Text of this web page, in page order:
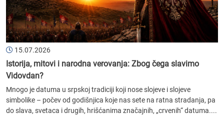
15.07.2026
Istorija, mitovi i narodna verovanja: Zbog čega slavimo
Vidovdan?
Mnogo je datuma u srpskoj tradiciji koji nose slojeve i slojeve
simbolike – počev od godišnjica koje nas sete na ratna stradanja, pa
do slava, svetaca i drugih, hrišćanima značajnih, „crvenih“ datuma....